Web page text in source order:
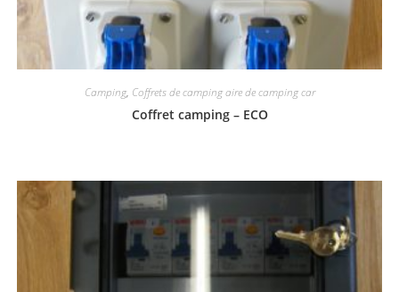
Camping, Coffrets de camping aire de camping car
Coffret camping – ECO